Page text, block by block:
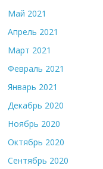
Май 2021
Апрель 2021
Март 2021
Февраль 2021
Январь 2021
Декабрь 2020
Ноябрь 2020
Октябрь 2020
Сентябрь 2020